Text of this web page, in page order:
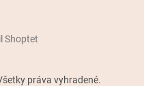
Shoptet
práva vyhradené.